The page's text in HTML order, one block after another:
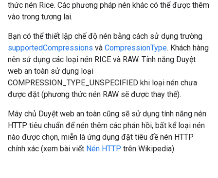
thức nén Rice. Các phương pháp nén khác có thể được thêm
vào trong tương lai.
Bạn có thể thiết lập chế độ nén bằng cách sử dụng trường
supportedCompressions và CompressionType. Khách hàng
nên sử dụng các loại nén RICE và RAW. Tính năng Duyệt
web an toàn sử dụng loại
COMPRESSION_TYPE_UNSPECIFIED khi loại nén chưa
được đặt (phương thức nén RAW sẽ được thay thế).
Máy chủ Duyệt web an toàn cũng sẽ sử dụng tính năng nén
HTTP tiêu chuẩn để nén thêm các phản hồi, bất kể loại nén
nào được chọn, miễn là ứng dụng đặt tiêu đề nén HTTP
chính xác (xem bài viết Nén HTTP trên Wikipedia).